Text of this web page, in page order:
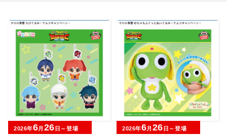
2026年6月 26 日～登場 2026年6月 26 日～登場